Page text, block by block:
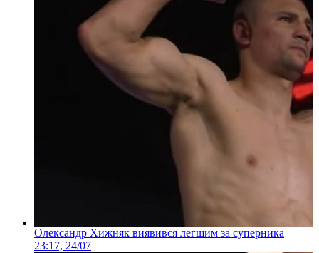
Олександр Хижняк виявився легшим за суперника
23:17, 24/07